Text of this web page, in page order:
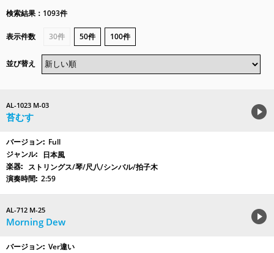
検索結果：1093件
表示件数 30件 50件 100件
並び替え
AL-1023 M-03
苔むす
Full
日本風
ストリングス/琴/尺八/シンバル/拍子木
2:59
AL-712 M-25
Morning Dew
Ver違い